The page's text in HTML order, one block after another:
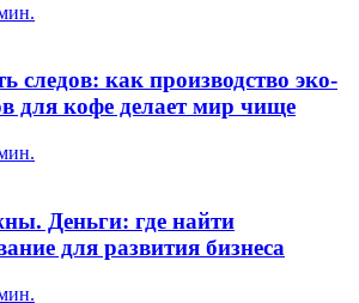
следов: как производство эко-
для кофе делает мир чище
Деньги: где найти
для развития бизнеса